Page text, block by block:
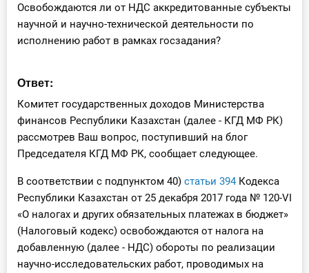
Справочник бухгалтера
Практика ИП
Кадры. Труд. Зарплата.
Учет по отраслям
Юридический помощник
Интернет-магазин
О Системе
Освобождаются ли от НДС аккредитованные субъекты
научной и научно-технической деятельности по
исполнению работ в рамках госзадания?
Ответ:
Комитет государственных доходов Министерства
финансов Республики Казахстан (далее - КГД МФ РК)
рассмотрев Ваш вопрос, поступивший на блог
Председателя КГД МФ РК, сообщает следующее.
В соответствии с подпунктом 40) статьи 394 Кодекса
Республики Казахстан от 25 декабря 2017 года № 120-VI
«О налогах и других обязательных платежах в бюджет»
(Налоговый кодекс) освобождаются от налога на
добавленную (далее - НДС) обороты по реализации
научно-исследовательских работ, проводимых на